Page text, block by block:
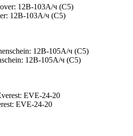
12В-103А/ч (С5)
12В-105А/ч (С5)
EVE-24-20